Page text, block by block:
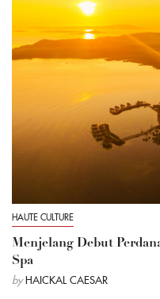
HAUTE CULTURE
Menjelang Debut
Spa
by HAICKAL CAESAR